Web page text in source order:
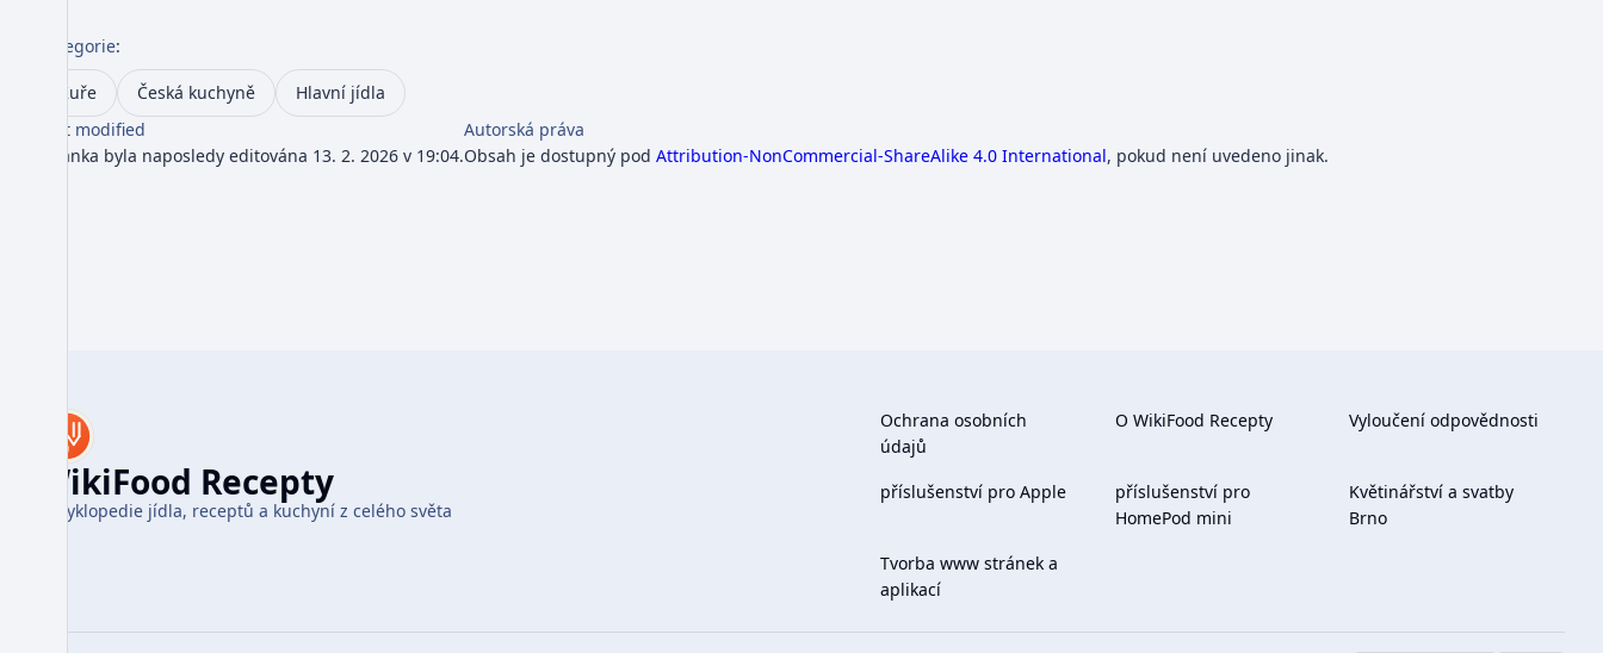
Kategorie:
Kuře Česká kuchyně
Hlavní jídla
Last modified
Stránka byla naposledy editována 13. 2. 2026 v 19:04.
Autorská práva
Obsah je dostupný pod Attribution-NonCommercial-ShareAlike 4.0 International, pokud není uvedeno jinak.
WikiFood Recepty
Encyklopedie jídla, receptů a kuchyní z celého světa
Ochrana osobních
údajů
O WikiFood Recepty Vyloučení odpovědnosti
příslušenství pro Apple
příslušenství pro
HomePod mini
Květinářství a svatby
Brno
Tvorba www stránek a
aplikací